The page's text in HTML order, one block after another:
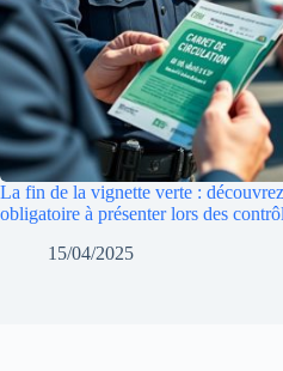
La fin de la vignette verte :
obligatoire à présenter lors des
15/04/2025